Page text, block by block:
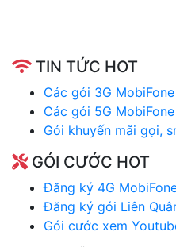
TIN TỨC HOT
Các gói 3G
Các gói 5G
Gói khuyến mãi gọi,
GÓI CƯỚC HOT
Đăng ký 4G
Đăng ký gói Liên
Gói cước xem